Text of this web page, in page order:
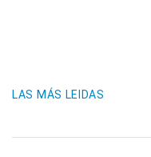
LAS MÁS LEIDAS